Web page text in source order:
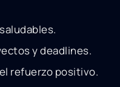
y deadlines.
refuerzo positivo.